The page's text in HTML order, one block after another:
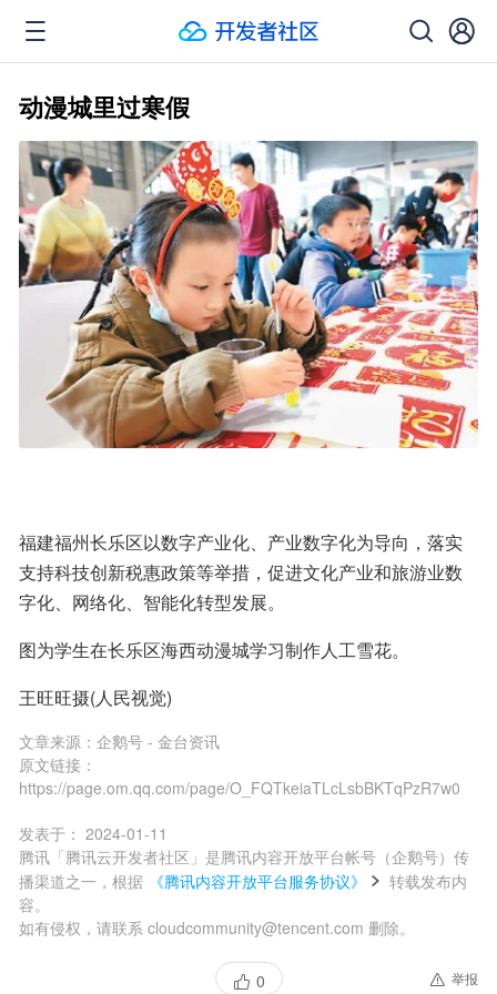
动漫城里过寒假
福建福州长乐区以数字产业化、产业数字化为导向，落实
支持科技创新税惠政策等举措，促进文化产业和旅游业数
字化、网络化、智能化转型发展。
图为学生在长乐区海西动漫城学习制作人工雪花。
王旺旺摄(人民视觉)
文章来源： 企鹅号 - 金台资讯
原文链接：
https://page.om.qq.com/page/O_FQTkeiaTLcLsbBKTqPzR7w0
发表于： 2024-01-11
腾讯「腾讯云开发者社区」是腾讯内容开放平台帐号（企鹅号）传
播渠道之一，根据
《腾讯内容开放平台服务协议》
转载发布内
容。
如有侵权，请联系 cloudcommunity@tencent.com 删除。
0 举报